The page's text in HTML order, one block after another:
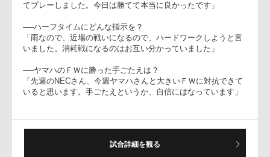
「ヤマハさんのＦＷは重いというイメージがあったが、向こう
います。意外とハイボールで選手は体を張ってくれていました
ね」
──開幕２連勝だが？
「クボタの歴史の中で開幕２連勝はないので、一つずつ歴史を
開いていく選手の力を称えたいですね。去年は３戦目で崩れた
「前半、ヤマハさんの勢いに押され、ミスもあり、悪い形でし
たが、それでもリードして折り返すことができたのは良かった
試合詳細を観る